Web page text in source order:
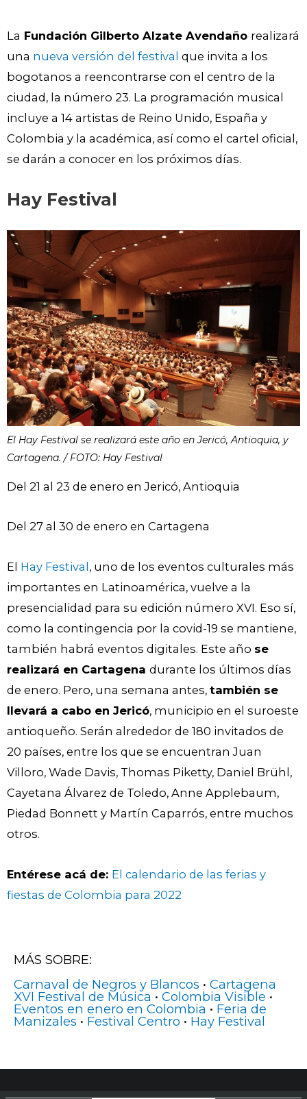
La Fundación Gilberto Alzate Avendaño realizará
una nueva versión del festival que invita a los
bogotanos a reencontrarse con el centro de la
ciudad, la número 23. La programación musical
incluye a 14 artistas de Reino Unido, España y
Colombia y la académica, así como el cartel oficial,
se darán a conocer en los próximos días.
Hay Festival
El Hay Festival se realizará este año en Jericó, Antioquia, y
Cartagena. / FOTO: Hay Festival
Del 21 al 23 de enero en Jericó, Antioquia
Del 27 al 30 de enero en Cartagena
El Hay Festival, uno de los eventos culturales más
importantes en Latinoamérica, vuelve a la
presencialidad para su edición número XVI. Eso sí,
como la contingencia por la covid-19 se mantiene,
también habrá eventos digitales. Este año se
realizará en Cartagena durante los últimos días
de enero. Pero, una semana antes, también se
llevará a cabo en Jericó, municipio en el suroeste
antioqueño. Serán alrededor de 180 invitados de
20 países, entre los que se encuentran Juan
Villoro, Wade Davis, Thomas Piketty, Daniel Brühl,
Cayetana Álvarez de Toledo, Anne Applebaum,
Piedad Bonnett y Martín Caparrós, entre muchos
otros.
Entérese acá de: El calendario de las ferias y
fiestas de Colombia para 2022
MÁS SOBRE:
Carnaval de Negros y Blancos • Cartagena
XVI Festival de Música • Colombia Visible •
Eventos en enero en Colombia • Feria de
Manizales • Festival Centro • Hay Festival